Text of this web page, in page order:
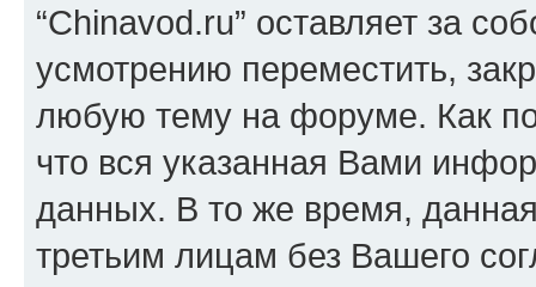
“Chinavod.ru” оставляет за
усмотрению переместить,
любую тему на форуме. Как
что вся указанная Вами
данных. В то же время,
третьим лицам без Вашего